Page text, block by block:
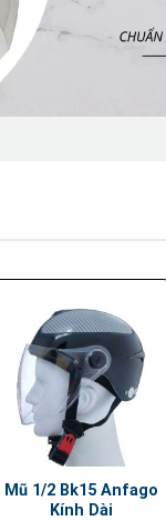
Mũ 1/2 Bk15 Anfago
Kính Dài